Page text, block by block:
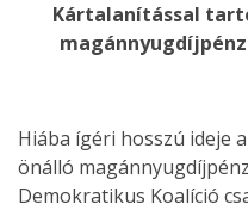
Kártalanítással
Hiába ígéri hosszú ideje
önálló
Demokratikus Koalíció